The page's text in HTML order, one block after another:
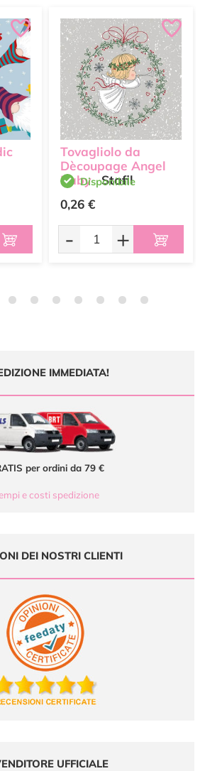
Tovagliolo da
Dècoupage Angel
Baby Stafil
Disponibile
0,26 €
- +
IMMEDIATA!
per ordini da 79 €
e costi spedizione
DEI NOSTRI CLIENTI
UFFICIALE